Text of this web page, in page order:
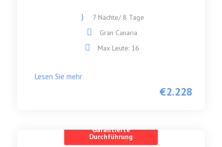
€2.228
7 Nächte/ 8 Tage
Gran Canaria
Max Leute: 16
Lesen Sie mehr
Garantierte
Durchführung